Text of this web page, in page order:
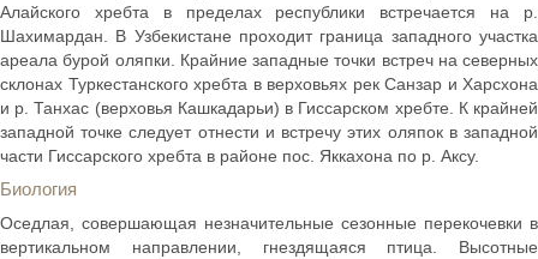
Алайского хребта в пределах республики встречается на р.
Шахимардан. В Узбекистане проходит граница западного участка
ареала бурой оляпки. Крайние западные точки встреч на северных
склонах Туркестанского хребта в верховьях рек Санзар и Харсхона
и р. Танхас (верховья Кашкадарьи) в Гиссарском хребте. К крайней
западной точке следует отнести и встречу этих оляпок в западной
части Гиссарского хребта в районе пос. Яккахона по р. Аксу.
Биология
Оседлая, совершающая незначительные сезонные перекочевки в
вертикальном направлении, гнездящаяся птица. Высотные